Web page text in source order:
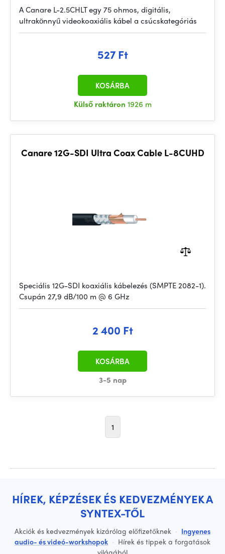
A Canare L-2.5CHLT egy 75 ohmos, digitális,
ultrakönnyű videokoaxiális kábel a csúcskategóriás
527 Ft
Külső raktáron 1926 m
KOSÁRBA
Canare 12G-SDI Ultra Coax Cable L-8CUHD
Speciális 12G-SDI koaxiális kábelezés (SMPTE 2082-1).
Csupán 27,9 dB/100 m @ 6 GHz
2 400 Ft
3-5 nap
KOSÁRBA
1
HÍREK, KÉPZÉSEK ÉS KEDVEZMÉNYEK A
SYNTEX-TŐL
Akciók és kedvezmények kizárólag előfizetőknek · Ingyenes
audio- és videó-workshopok · Hírek és tippek a forgatások
világából